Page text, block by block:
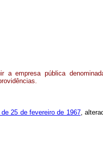
a empresa pública
25 de fevereiro de 1967,